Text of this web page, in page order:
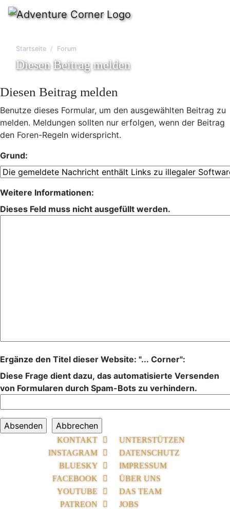
Startseite Forum
Diesen Beitrag melden
Diesen Beitrag melden
Benutze dieses Formular, um den ausgewählten Beitrag zu
melden. Meldungen sollten nur erfolgen, wenn der Beitrag
den Foren-Regeln widerspricht.
Grund:
Weitere Informationen:
Dieses Feld muss nicht ausgefüllt werden.
Ergänze den Titel dieser Website: "... Corner":
Diese Frage dient dazu, das automatisierte Versenden
von Formularen durch Spam-Bots zu verhindern.
KONTAKT
INSTAGRAM
BLUESKY
FACEBOOK
YOUTUBE
PATREON
UNTERSTÜTZEN
DATENSCHUTZ
IMPRESSUM
ÜBER UNS
DAS TEAM
JOBS